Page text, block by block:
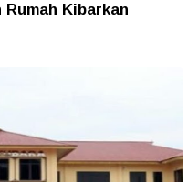
Kibarkan